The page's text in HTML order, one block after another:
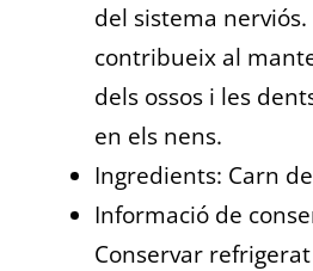
del sistema nerviós.
contribueix al
dels ossos i les
en els nens.
Ingredients: Carn
Informació de
Conservar